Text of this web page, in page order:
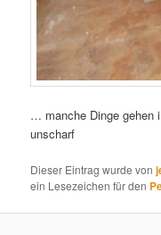
… manche Dinge gehen
unscharf
Dieser Eintrag wurde von
ein Lesezeichen für den